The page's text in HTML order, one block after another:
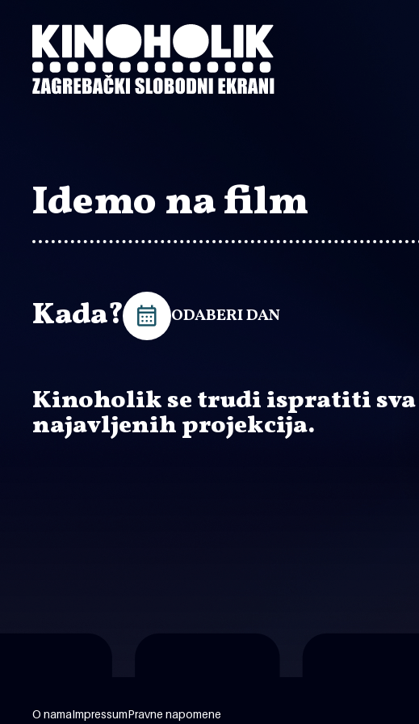
sadržaj
Idemo na film
Kada? ODABERI DAN
Kinoholik se trudi ispratiti
najavljenih projekcija.
O namaImpressumPravne napomene